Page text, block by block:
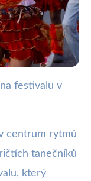
na
festivalu v
centrum rytmů
tanečníků
který